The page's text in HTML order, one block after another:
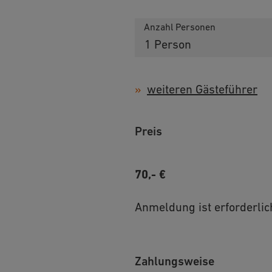
Anzahl Personen
weiteren Gästeführer
Preis
70,- €
Anmeldung ist
Zahlungsweise